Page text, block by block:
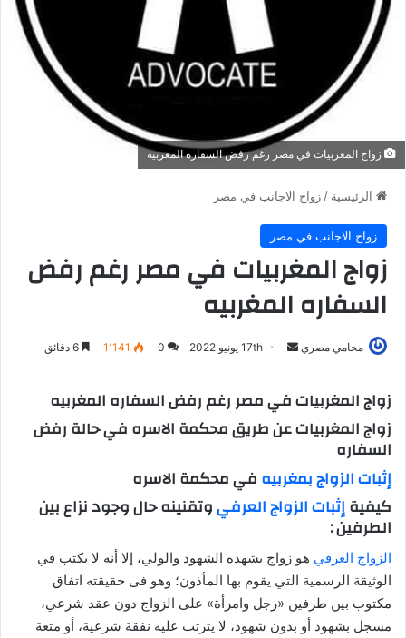
زواج المغربيات في مصر رغم رفض السفاره المغربيه
الرئيسية / زواج الاجانب في مصر
زواج الاجانب في مصر
زواج المغربيات في مصر رغم رفض
السفاره المغربيه
محامي مصري
ب
ي
ل
ك
ر
17th يونيو 2022 0 1٬141
زواج المغربيات في مصر رغم رفض السفاره المغربيه
زواج المغربيات عن طريق محكمة الاسره في حالة رفض
السفاره
إثبات الزواج بمغربيهفي محكمة الاسره
كيفيةإثبات الزواج العرفيوتقنينه حال وجود نزاع بين
الطرفين :
الزواج العرفي هو زواج يشهده الشهود والولي، إلا أنه لا يكتب في
الوثيقة الرسمية التي يقوم بها المأذون؛ وهو فى حقيقته اتفاق
مكتوب بين طرفين «رجل وامرأة» على الزواج دون عقد شرعي،
مسجل بشهود أو بدون شهود، لا يترتب عليه نفقة شرعية، أو متعة